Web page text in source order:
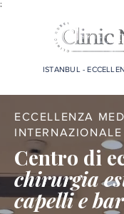
;
ISTANBUL -
ECCELLENZA
INTERNAZIONALE
Centro di
chirurgia
capelli e